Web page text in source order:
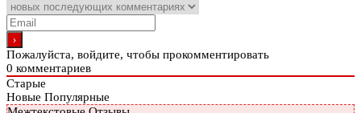
Пожалуйста, войдите, чтобы прокомментировать
0 комментариев
Старые
Новые Популярные